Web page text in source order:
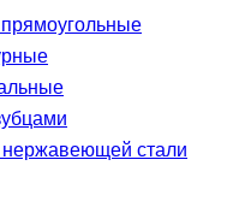
нержавеющей стали